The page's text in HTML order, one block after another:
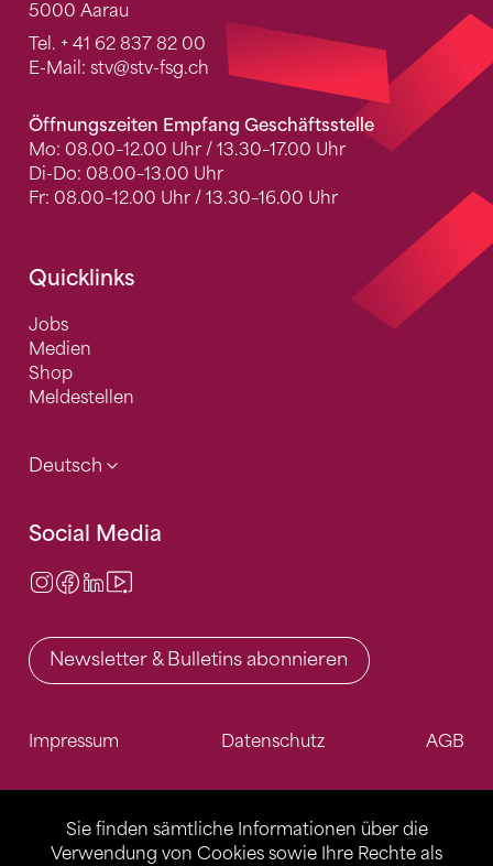
Sie finden sämtliche Informationen über die
Verwendung von Cookies sowie Ihre Rechte als
5000 Aarau
Tel. + 41 62 837 82 00
E-Mail: stv@stv-fsg.ch
Öffnungszeiten Empfang Geschäftsstelle
Mo: 08.00–12.00 Uhr / 13.30–17.00 Uhr
Di-Do: 08.00–13.00 Uhr
Fr: 08.00–12.00 Uhr / 13.30–16.00 Uhr
Quicklinks
Jobs
Medien
Shop
Meldestellen
Deutsch
Social Media
Instagram
Facebook
LinkedIn
Newsletter & Bulletins abonnieren
Impressum Datenschutz AGB